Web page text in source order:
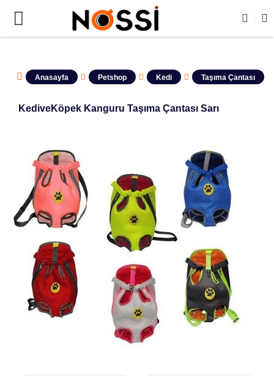
ÜRÜNLERİN TAMAMI DEMODUR SATIŞA KAPALIDIR !
Anasayfa Petshop Kedi Taşıma Çantası
KediveKöpek Kanguru Taşıma Çantası Sarı